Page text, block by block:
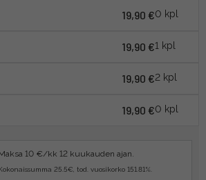
19,90 €0 kpl
19,90 €1 kpl
19,90 €2 kpl
19,90 €0 kpl
10 €/kk 12 kuukauden ajan.
25.5€, tod. vuosikorko 151.81%.